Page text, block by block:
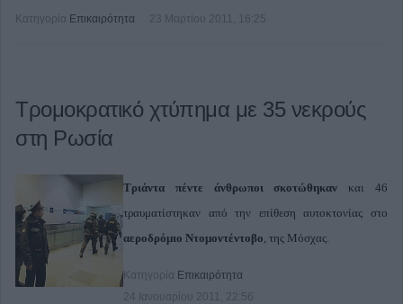
Κατηγορία Επικαιρότητα 23 Μαρτίου 2011, 16:25
Τρομοκρατικό χτύπημα με 35 νεκρούς
στη Ρωσία
Τριάντα πέντε άνθρωποι σκοτώθηκαν και 46
τραυματίστηκαν από την επίθεση αυτοκτονίας στο
αεροδρόμιο Ντομοντέντοβο, της Μόσχας.
Κατηγορία Επικαιρότητα
24 Ιανουαρίου 2011, 22:56